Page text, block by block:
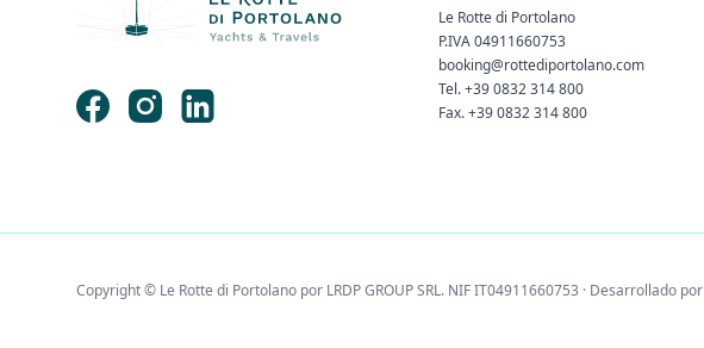
Le Rotte di Portolano
P.IVA 04911660753
booking@rottediportolano.com
Tel. +39 0832 314 800
Fax. +39 0832 314 800
Copyright © Le Rotte di Portolano por LRDP GROUP SRL. NIF IT04911660753 · Desarrollado por